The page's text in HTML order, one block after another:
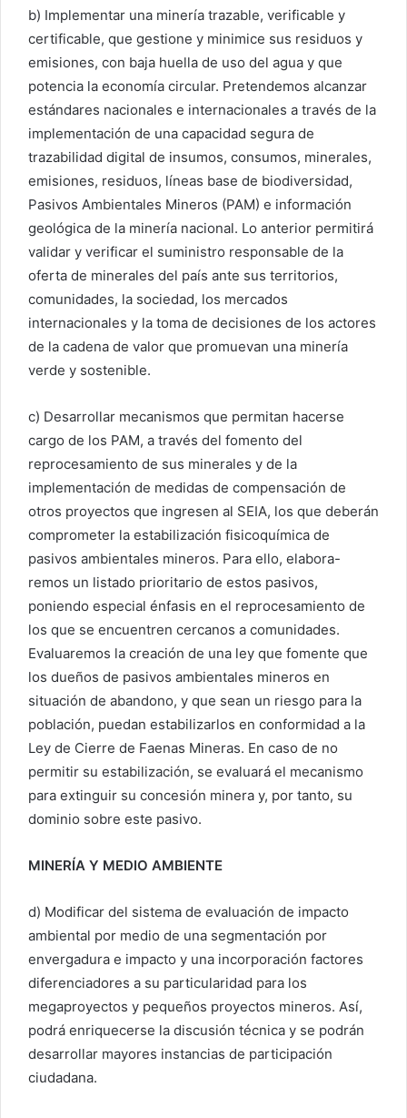
b) Implementar una minería trazable, verificable y
certificable, que gestione y minimice sus residuos y
emisiones, con baja huella de uso del agua y que
potencia la economía circular. Pretendemos alcanzar
estándares nacionales e internacionales a través de la
implementación de una capacidad segura de
trazabilidad digital de insumos, consumos, minerales,
emisiones, residuos, líneas base de biodiversidad,
Pasivos Ambientales Mineros (PAM) e información
geológica de la minería nacional. Lo anterior permitirá
validar y verificar el suministro responsable de la
oferta de minerales del país ante sus territorios,
comunidades, la sociedad, los mercados
internacionales y la toma de decisiones de los actores
de la cadena de valor que promuevan una minería
verde y sostenible.
c) Desarrollar mecanismos que permitan hacerse
cargo de los PAM, a través del fomento del
reprocesamiento de sus minerales y de la
implementación de medidas de compensación de
otros proyectos que ingresen al SEIA, los que deberán
comprometer la estabilización fisicoquímica de
pasivos ambientales mineros. Para ello, elabora-
remos un listado prioritario de estos pasivos,
poniendo especial énfasis en el reprocesamiento de
los que se encuentren cercanos a comunidades.
Evaluaremos la creación de una ley que fomente que
los dueños de pasivos ambientales mineros en
situación de abandono, y que sean un riesgo para la
población, puedan estabilizarlos en conformidad a la
Ley de Cierre de Faenas Mineras. En caso de no
permitir su estabilización, se evaluará el mecanismo
para extinguir su concesión minera y, por tanto, su
dominio sobre este pasivo.
MINERÍA Y MEDIO AMBIENTE
d) Modificar del sistema de evaluación de impacto
ambiental por medio de una segmentación por
envergadura e impacto y una incorporación factores
diferenciadores a su particularidad para los
megaproyectos y pequeños proyectos mineros. Así,
podrá enriquecerse la discusión técnica y se podrán
desarrollar mayores instancias de participación
ciudadana.